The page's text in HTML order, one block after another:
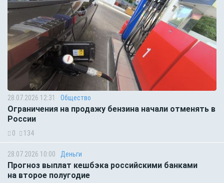
28.07.2026 12:31 Общество
Ограничения на продажу бензина начали отменять в
России
0 134
28.07.2026 10:00 Деньги
Прогноз выплат кешбэка российскими банками
на второе полугодие